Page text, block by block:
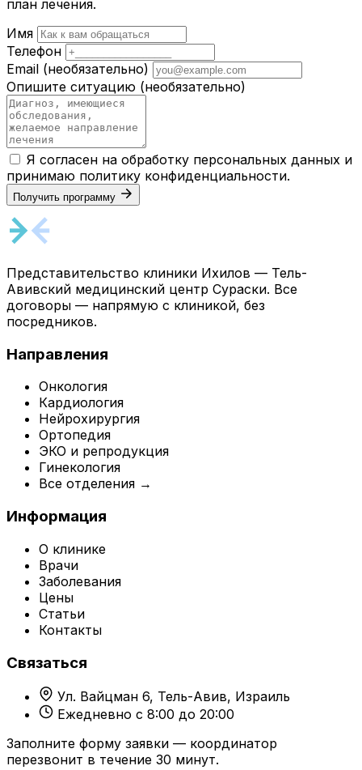
план лечения.
Имя
Телефон
Email (необязательно)
Опишите ситуацию (необязательно)
Я согласен на обработку персональных данных и
принимаю политику конфиденциальности.
Получить программу
Представительство клиники Ихилов — Тель-
Авивский медицинский центр Сураски. Все
договоры — напрямую с клиникой, без
посредников.
Направления
Онкология
Кардиология
Нейрохирургия
Ортопедия
ЭКО и репродукция
Гинекология
Все отделения →
Информация
О клинике
Врачи
Заболевания
Цены
Статьи
Контакты
Связаться
Ул. Вайцман 6, Тель-Авив, Израиль
Ежедневно с 8:00 до 20:00
Заполните форму заявки — координатор
перезвонит в течение 30 минут.